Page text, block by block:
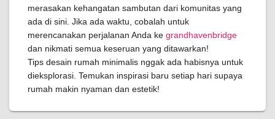
merasakan kehangatan sambutan dari komunitas yang
ada di sini. Jika ada waktu, cobalah untuk
merencanakan perjalanan Anda ke grandhavenbridge
dan nikmati semua keseruan yang ditawarkan!
Tips desain rumah minimalis nggak ada habisnya untuk
dieksplorasi. Temukan inspirasi baru setiap hari supaya
rumah makin nyaman dan estetik!